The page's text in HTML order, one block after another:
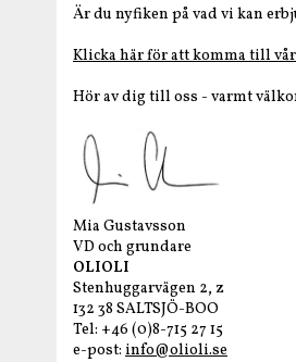
Är du nyfiken på vad vi kan
Klicka här för att komma till
Hör av dig till oss - varmt
Mia Gustavsson
VD och grundare
OLIOLI
Stenhuggarvägen 2, z
132 38 SALTSJÖ-BOO
Tel: +46 (0)8-715 27 15
e-post: info@olioli.se